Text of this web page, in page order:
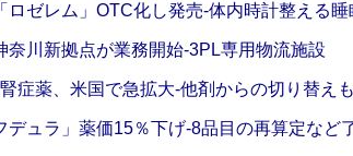
ロゼレム」OTC化し発売‐体内時計整える
奈川新拠点が業務開始‐3PL専用物流施設
症薬、米国で急拡大‐他剤からの切り替えも
デュラ」薬価15％下げ‐8品目の再算定など